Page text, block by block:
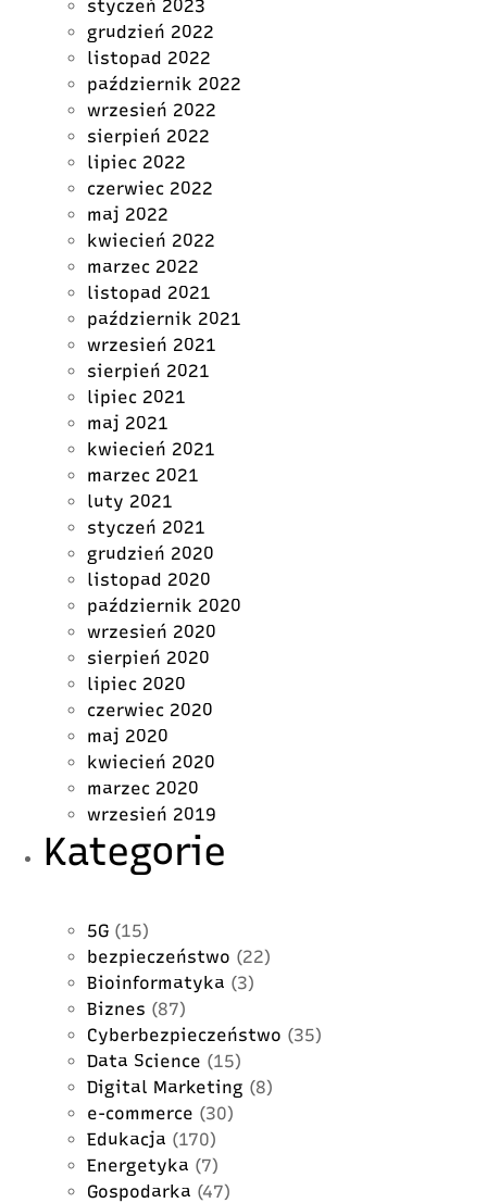
styczeń 2023
grudzień 2022
listopad 2022
październik 2022
wrzesień 2022
sierpień 2022
lipiec 2022
czerwiec 2022
maj 2022
kwiecień 2022
marzec 2022
listopad 2021
październik 2021
wrzesień 2021
sierpień 2021
lipiec 2021
maj 2021
kwiecień 2021
marzec 2021
luty 2021
styczeń 2021
grudzień 2020
listopad 2020
październik 2020
wrzesień 2020
sierpień 2020
lipiec 2020
czerwiec 2020
maj 2020
kwiecień 2020
marzec 2020
wrzesień 2019
Kategorie
5G (15)
bezpieczeństwo (22)
Bioinformatyka (3)
Biznes (87)
Cyberbezpieczeństwo (35)
Data Science (15)
Digital Marketing (8)
e-commerce (30)
Edukacja (170)
Energetyka (7)
Gospodarka (47)